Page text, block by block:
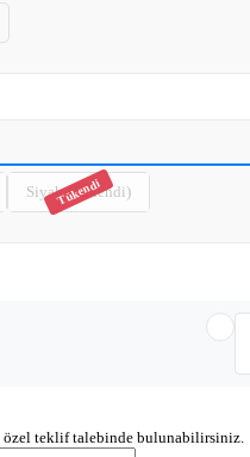
Siyah (Tükendi)
özel teklif talebinde bulunabilirsiniz.